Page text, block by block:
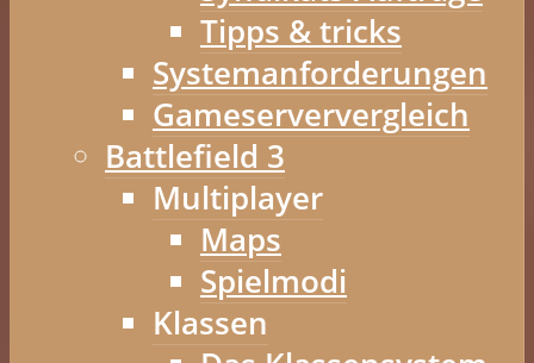
Tipps & tricks
Systemanforderungen
Gameserververgleich
Battlefield 3
Multiplayer
Maps
Spielmodi
Klassen